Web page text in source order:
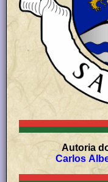
Autoria
Carlos